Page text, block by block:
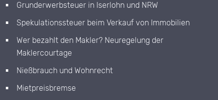
Grunderwerbsteuer in Iserlohn und NRW
Spekulationssteuer beim Verkauf von Immobilien
Wer bezahlt den Makler? Neuregelung der
Maklercourtage
Nießbrauch und Wohnrecht
Mietpreisbremse